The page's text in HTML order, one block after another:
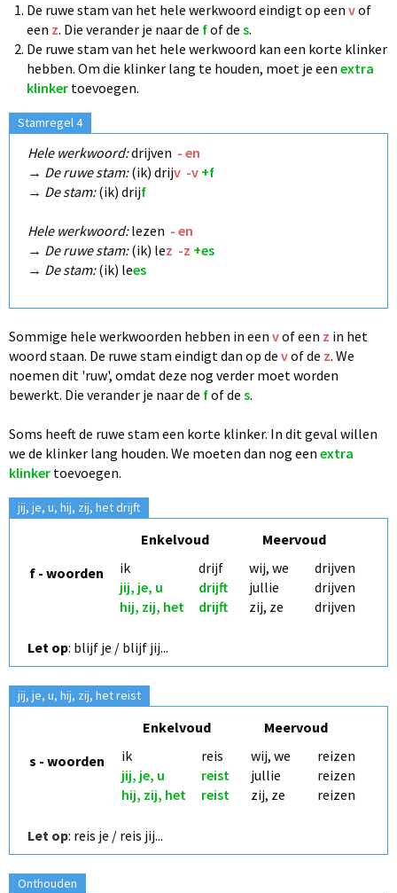
De ruwe stam van het hele werkwoord eindigt op een vof
een z. Die verander je naar de fof de s.
De ruwe stam van het hele werkwoord kan een korte klinker
hebben. Om die klinker lang te houden, moet je een extra
klinker toevoegen.
Stamregel 4
Hele werkwoord:drijven - en
→ De ruwe stam:(ik) drijv -v +f
→ De stam:(ik) drijf
Hele werkwoord:lezen - en
→ De ruwe stam:(ik) lez -z +es
→ De stam:(ik) lees
Sommige hele werkwoorden hebben in een vof een z in het
woord staan. De ruwe stam eindigt dan op de vof de z. We
noemen dit 'ruw', omdatdeze nog verder moet worden
bewerkt. Die verander je naar de fof de s.
Soms heeft de ruwe stam een korte klinker. In dit geval willen
we de klinker lang houden. We moeten dan nog een extra
klinker toevoegen.
jij, je, u, hij, zij, het drijft
f - woorden
Enkelvoud
Meervoud
ik
jij, je, u
hij, zij, het
drijf
drijf
drijf
wij, we
jullie
zij, ze
drijven
drijven
drijven
Let op: blijf je / blijf jij...
jij, je, u, hij, zij, het reist
s - woorden
Enkelvoud
Meervoud
ik
jij, je, u
hij, zij, het
reis
reist
reist
wij, we
jullie
zij, ze
reizen
reizen
reizen
Let op: reis je / reis jij...
Onthouden